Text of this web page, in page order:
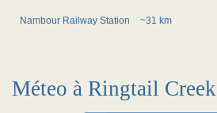
Nambour Railway Station ~31 km
Méteo à Ringtail Creek